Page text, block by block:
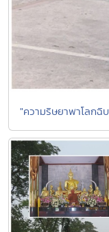
"ความริษยาพาโลกฉิ